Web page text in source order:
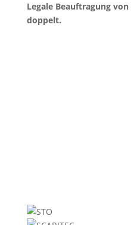
Legale Beauftragung
doppelt.